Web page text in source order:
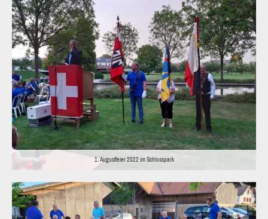
1. Augustfeier 2022 im Schlosspark